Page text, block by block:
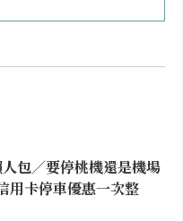
包／要停桃機還是機場
用卡停車優惠一次整